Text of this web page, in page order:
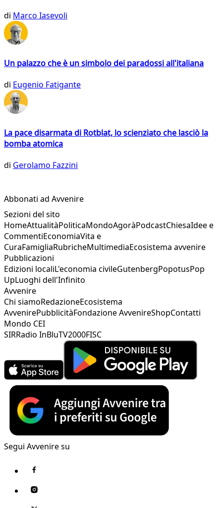
di Marco Iasevoli
Un palazzo che è un simbolo dei paradossi all'italiana
di Eugenio Fatigante
La pace disarmata di Rotblat, lo scienziato che lasciò la
bomba atomica
di Gerolamo Fazzini
Abbonati ad Avvenire
Sezioni del sito
HomeAttualitàPoliticaMondoAgoràPodcastChiesaIdee e
CommentiEconomiaVita e
CuraFamigliaRubricheMultimediaEcosistema avvenire
Pubblicazioni
Edizioni localiL'economia civileGutenbergPopotusPop
UpLuoghi dell'Infinito
Avvenire
Chi siamoRedazioneEcosistema
AvvenirePubblicitàFondazione AvvenireShopContatti
Mondo CEI
SIRRadio InBluTV2000FISC
Segui Avvenire su